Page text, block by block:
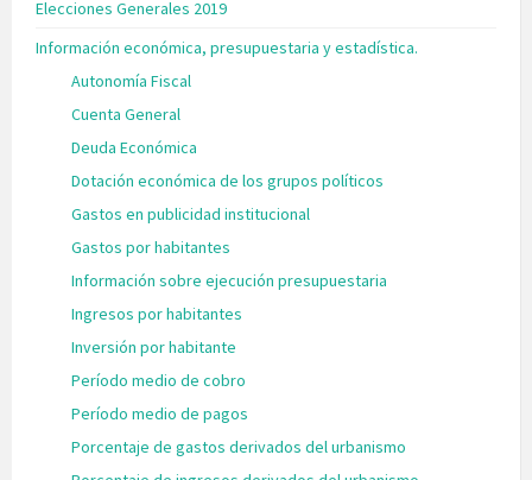
Elecciones Generales 2019
Información económica, presupuestaria y estadística.
Autonomía Fiscal
Cuenta General
Deuda Económica
Dotación económica de los grupos políticos
Gastos en publicidad institucional
Gastos por habitantes
Información sobre ejecución presupuestaria
Ingresos por habitantes
Inversión por habitante
Período medio de cobro
Período medio de pagos
Porcentaje de gastos derivados del urbanismo